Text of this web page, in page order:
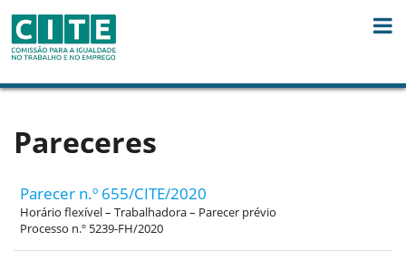
Pareceres
Parecer n.º 655/CITE/2020
Horário flexível – Trabalhadora – Parecer prévio
Processo n.º 5239-FH/2020